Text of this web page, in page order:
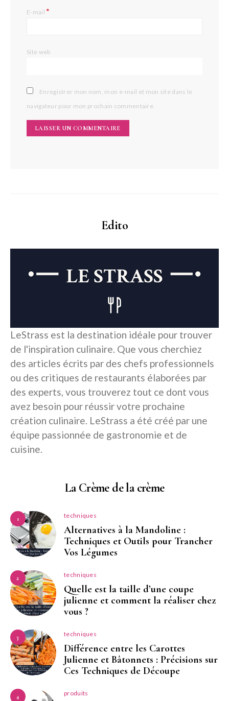
E-mail*
Site web
Enregistrer mon nom, mon e-mail et mon site dans le
navigateur pour mon prochain commentaire.
Edito
LeStrass est la destination idéale pour trouver
de l'inspiration culinaire. Que vous cherchiez
des articles écrits par des chefs professionnels
ou des critiques de restaurants élaborées par
des experts, vous trouverez tout ce dont vous
avez besoin pour réussir votre prochaine
création culinaire. LeStrass a été créé par une
équipe passionnée de gastronomie et de
cuisine.
La Crème de la crème
1 techniques
Alternatives à la Mandoline :
Techniques et Outils pour Trancher
Vos Légumes
2 techniques
Quelle est la taille d’une coupe
julienne et comment la réaliser chez
vous ?
3 techniques
Différence entre les Carottes
Julienne et Bâtonnets : Précisions sur
Ces Techniques de Découpe
4 produits